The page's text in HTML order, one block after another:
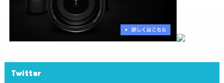
Twitter